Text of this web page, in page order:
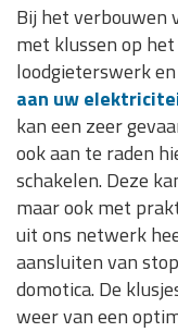
Bij het verbouwen
met klussen op
loodgieterswerk
aan uw
kan een zeer
ook aan te raden
schakelen. Deze
maar ook met
uit ons netwerk
aansluiten van
domotica. De
weer van een